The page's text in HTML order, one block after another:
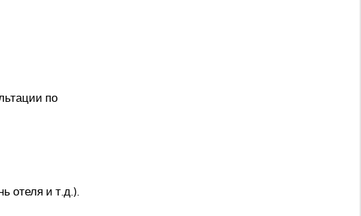
по
отеля и т.д.).